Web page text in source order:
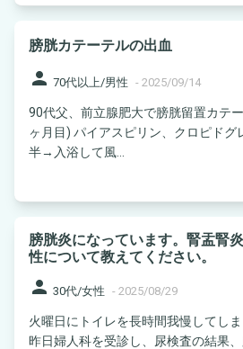
膀胱カテーテルの出血
person 70代以上/男性 - 2025/09/14
90代父、前立腺肥大で膀胱留置カテ
ヶ月目) パイアスピリン、クロピドグレル 服用
半→入浴して風...
膀胱炎になっています。腎盂腎
性について教えてください。
person 30代/女性 - 2025/08/29
火曜日にトイレを長時間我慢してしま
昨日婦人科を受診し、尿検査の結果